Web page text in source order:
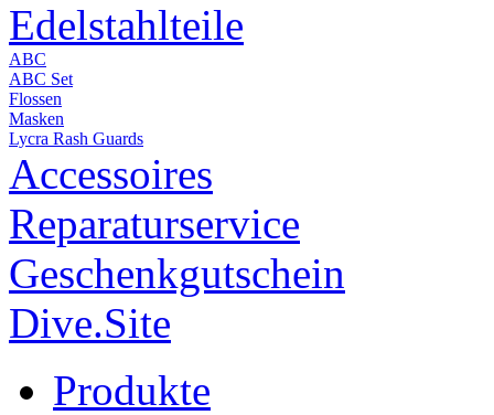
Edelstahlteile
ABC
ABC Set
Flossen
Masken
Lycra Rash Guards
Accessoires
Reparaturservice
Geschenkgutschein
Dive.Site
Produkte